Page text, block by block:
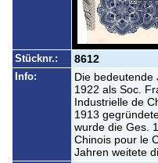
Stücknr.: 8612
Info:
Die bedeutende
1922 als Soc.
Industrielle de
1913
wurde die Ges.
Chinois pour le
Jahren weitete